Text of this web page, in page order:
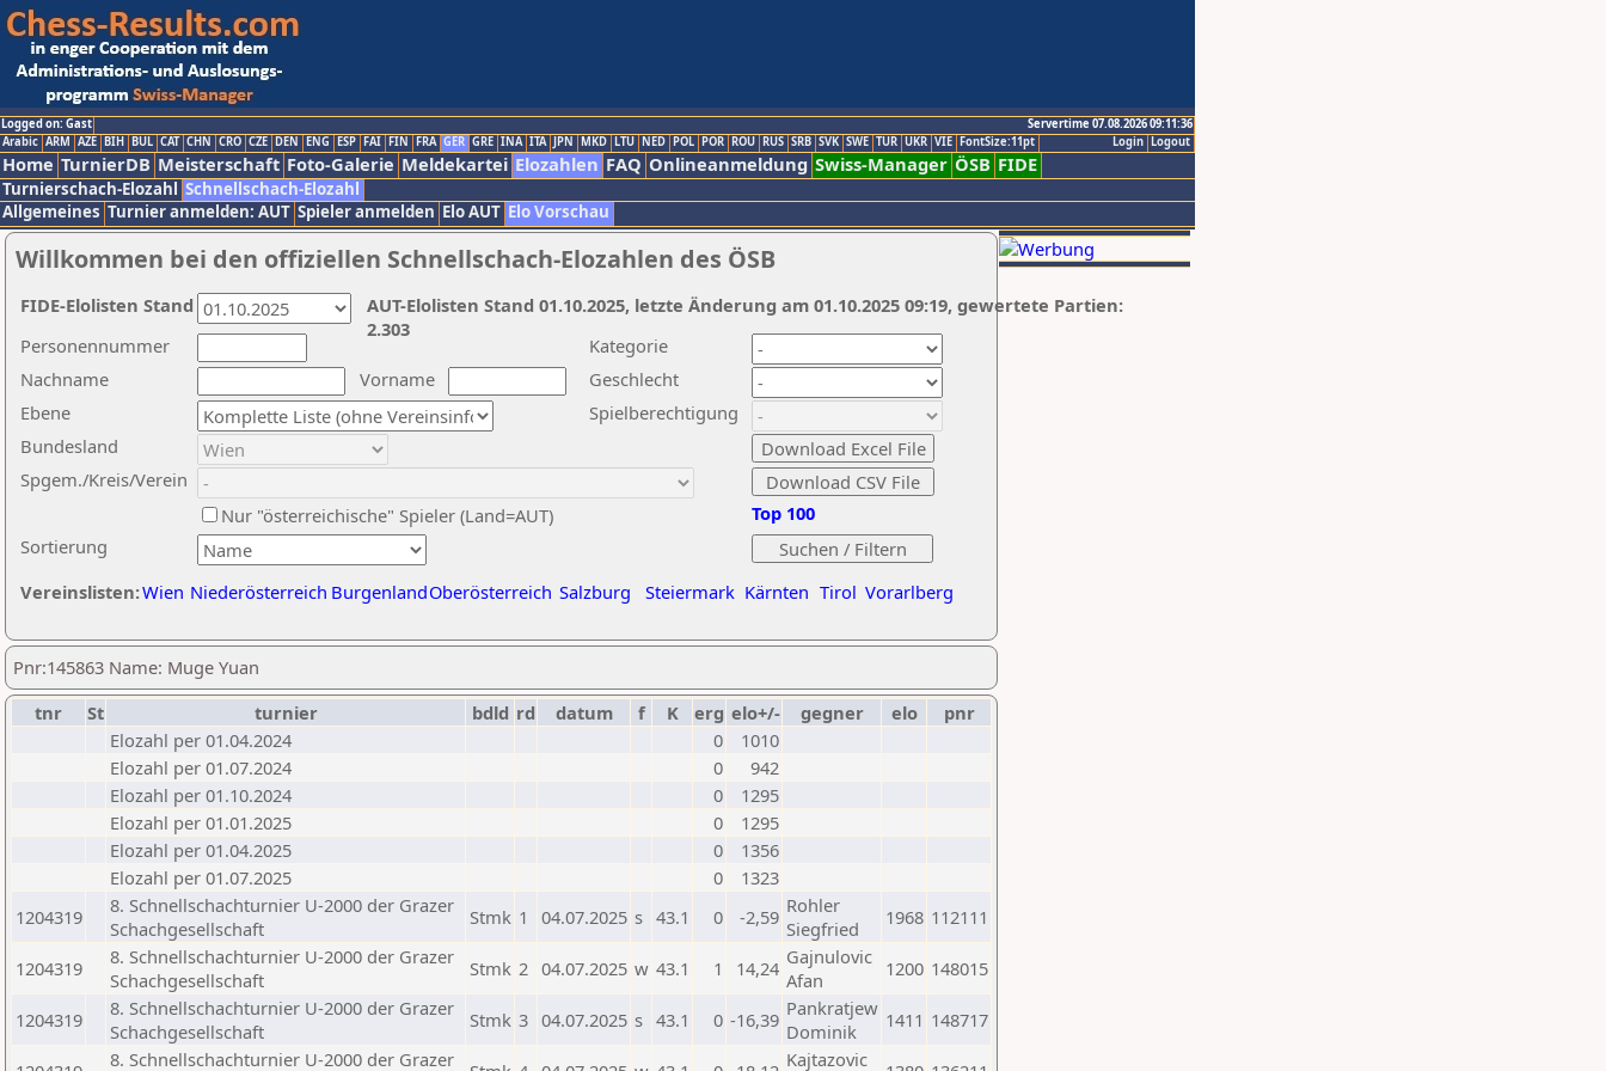
Logged on: Gast
Servertime 07.08.2026 09:11:36
Logout
Login
Arabic ARM AZE BIH BUL CAT CHN CRO CZE DEN ENG ESP FAI FIN FRA GER GRE INA ITA JPN MKD LTU NED POL POR ROU RUS SRB SVK SWE TUR UKR VIE FontSize:11pt
Home TurnierDB Meisterschaft Foto-Galerie Meldekartei Elozahlen FAQ Onlineanmeldung Swiss-Manager ÖSB FIDE
Turnierschach-Elozahl Schnellschach-Elozahl
Allgemeines Turnier anmelden: AUT Spieler anmelden Elo AUT Elo Vorschau
Willkommen bei den offiziellen Schnellschach-Elozahlen des ÖSB
Nachname
Vorname
Ebene
Kategorie
Sortierung
Personennummer
Bundesland
Spgem./Kreis/Verein
Geschlecht
Nur "österreichische" Spieler (Land=AUT)
Spielberechtigung
Vereinslisten:Wien Niederösterreich BurgenlandOberösterreich Salzburg Steiermark Kärnten Tirol Vorarlberg
Top 100
AUT-Elolisten Stand 01.10.2025, letzte Änderung am 01.10.2025 09:19, gewertete Partien:
2.303
FIDE-Elolisten Stand
Pnr:145863 Name: Muge Yuan
tnr
St turnier bdld rd datum f K erg elo+/- gegner elo
pnr
Elozahl per 01.04.2024
0
1010
Elozahl per 01.07.2024
0
942
Elozahl per 01.10.2024
0
1295
Elozahl per 01.01.2025
0
1295
Elozahl per 01.04.2025
0
1356
Elozahl per 01.07.2025
0
1323
1204319
8. Schnellschachturnier U-2000 der Grazer
Schachgesellschaft
Stmk 1 04.07.2025 s 43.1 0 -2,59 Rohler
Siegfried
1968 112111
1204319
8. Schnellschachturnier U-2000 der Grazer
Schachgesellschaft
Stmk 2 04.07.2025 w 43.1 1 14,24 Gajnulovic
Afan
1200 148015
1204319
8. Schnellschachturnier U-2000 der Grazer
Schachgesellschaft
Stmk 3 04.07.2025 s 43.1 0 -16,39 Pankratjew
Dominik
1411 148717
8. Schnellschachturnier U-2000 der Grazer Kajtazovic